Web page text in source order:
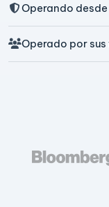
Operando desde
Operado por